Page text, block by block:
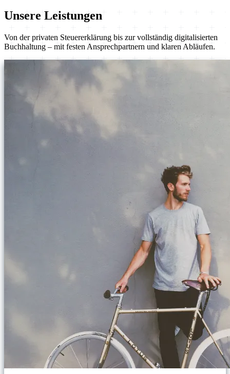
Unsere Leistungen
Von der privaten Steuererklärung bis zur vollständig digitalisierten
Buchhaltung – mit festen Ansprechpartnern und klaren Abläufen.